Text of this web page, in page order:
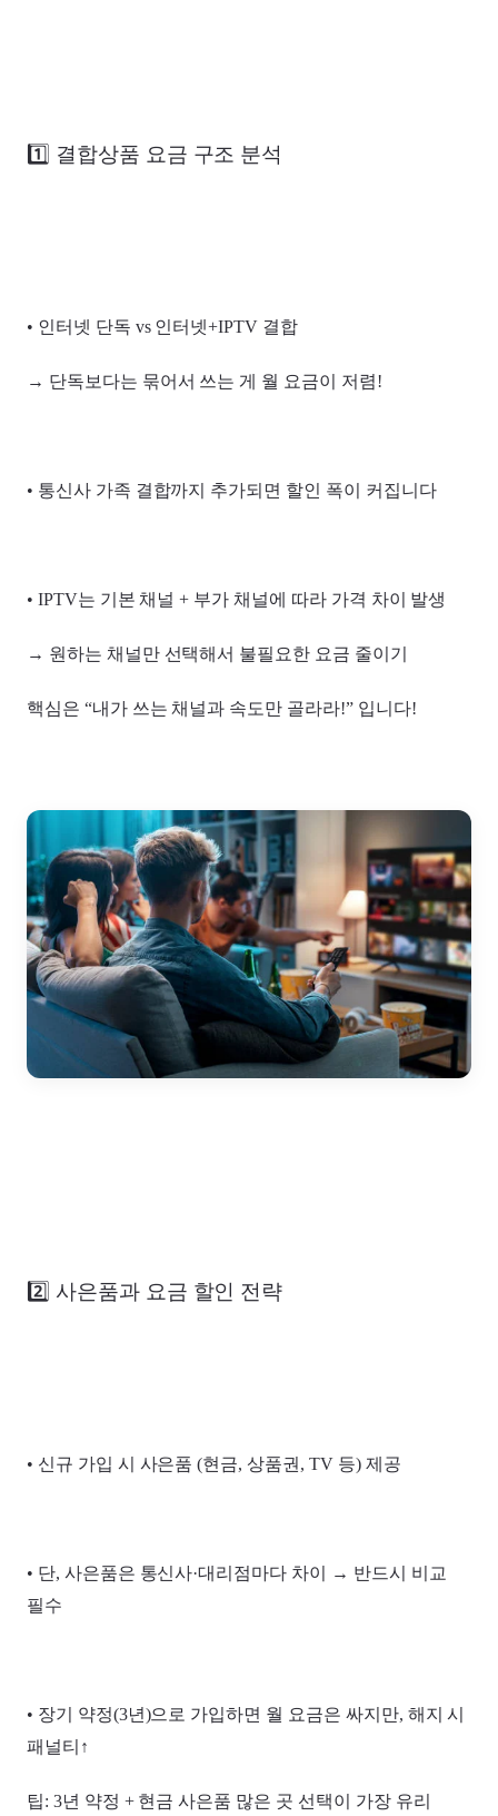
1️⃣ 결합상품 요금 구조 분석
• 인터넷 단독 vs 인터넷+IPTV 결합
→ 단독보다는 묶어서 쓰는 게 월 요금이 저렴!
• 통신사 가족 결합까지 추가되면 할인 폭이 커집니다
• IPTV는 기본 채널 + 부가 채널에 따라 가격 차이 발생
→ 원하는 채널만 선택해서 불필요한 요금 줄이기
핵심은 “내가 쓰는 채널과 속도만 골라라!” 입니다!
2️⃣ 사은품과 요금 할인 전략
• 신규 가입 시 사은품 (현금, 상품권, TV 등) 제공
• 단, 사은품은 통신사·대리점마다 차이 → 반드시 비교
필수
• 장기 약정(3년)으로 가입하면 월 요금은 싸지만, 해지 시
패널티↑
팁: 3년 약정 + 현금 사은품 많은 곳 선택이 가장 유리